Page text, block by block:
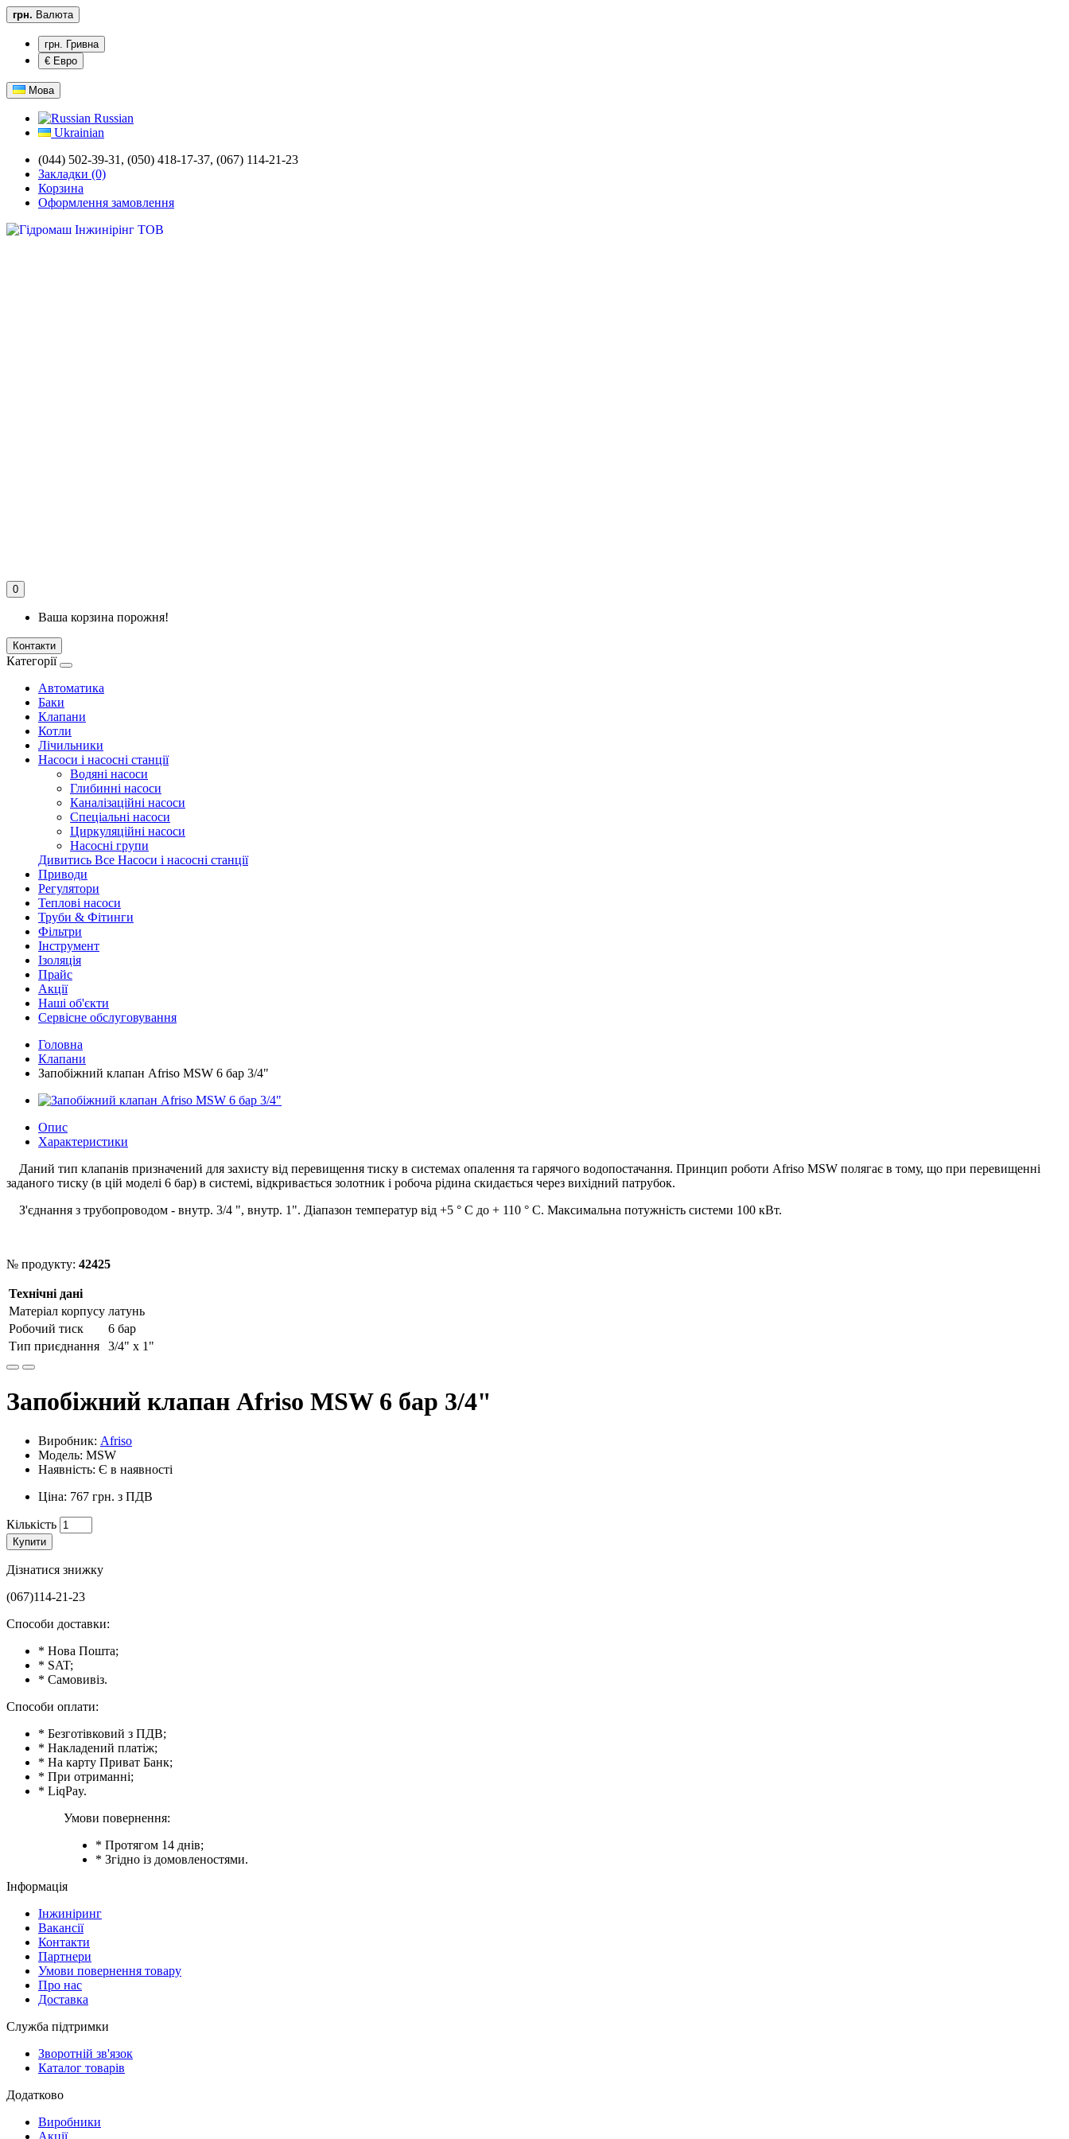
грн. Валюта
грн. Гривна
€ Евро
Мова
Russian
Ukrainian
(044) 502-39-31, (050) 418-17-37, (067) 114-21-23
Закладки (0)
Корзина
Оформлення замовлення
0
Ваша корзина порожня!
Контакти
Категорії
Автоматика
Баки
Клапани
Котли
Лічильники
Насоси і насосні станції
Водяні насоси
Глибинні насоси
Каналізаційні насоси
Спеціальні насоси
Циркуляційні насоси
Насосні групи
Дивитись Все Насоси і насосні станції
Приводи
Регулятори
Теплові насоси
Труби & Фітинги
Фільтри
Інструмент
Ізоляція
Прайс
Акції
Наші об'єкти
Сервісне обслуговування
Головна
Клапани
Запобіжний клапан Afriso MSW 6 бар 3/4"
Опис
Характеристики
Даний тип клапанів призначений для захисту від перевищення тиску в системах опалення та гарячого водопостачання. Принцип роботи Afriso MSW полягає в тому, що при перевищенні
заданого тиску (в цій моделі 6 бар) в системі, відкривається золотник і робоча рідина скидається через вихідний патрубок.
З'єднання з трубопроводом - внутр. 3/4 ", внутр. 1". Діапазон температур від +5 ° С до + 110 ° С. Максимальна потужність системи 100 кВт.
№ продукту: 42425
Технічні дані
Матеріал корпусу латунь
Робочий тиск
6 бар
Тип приєднання
3/4" x 1"
Запобіжний клапан Afriso MSW 6 бар 3/4"
Виробник: Afriso
Модель: MSW
Наявність: Є в наявності
Ціна: 767 грн. з ПДВ
Кількість
Купити
Дізнатися знижку
(067)114-21-23
Способи доставки:
* Нова Пошта;
* SAT;
* Самовивіз.
Способи оплати:
* Безготівковий з ПДВ;
* Накладений платіж;
* На карту Приват Банк;
* При отриманні;
* LiqPay.
Умови повернення:
* Протягом 14 днів;
* Згідно із домовленостями.
Інформація
Інжиніринг
Вакансії
Контакти
Партнери
Умови повернення товару
Про нас
Доставка
Служба підтримки
Зворотній зв'язок
Каталог товарів
Додатково
Виробники
Акції